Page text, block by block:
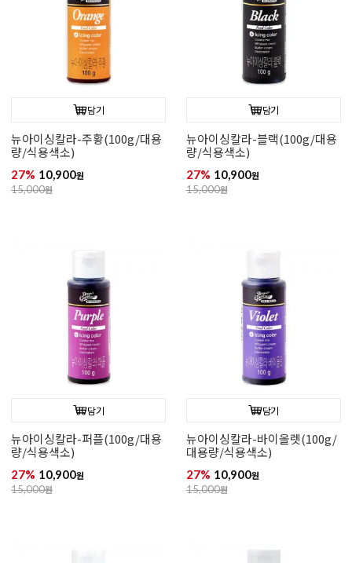
담기
뉴아이싱칼라-주황(100g/대용
량/식용색소)
27% 10,900원
15,000원
담기
뉴아이싱칼라-블랙(100g/대용
량/식용색소)
27% 10,900원
15,000원
담기
뉴아이싱칼라-퍼플(100g/대용
량/식용색소)
27% 10,900원
15,000원
담기
뉴아이싱칼라-바이올렛(100g/
대용량/식용색소)
27% 10,900원
15,000원